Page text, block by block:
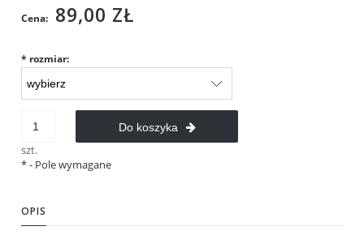
Cena: 89,00 ZŁ
* rozmiar:
szt.
Do koszyka
*- Pole wymagane
OPIS